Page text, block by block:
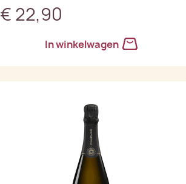
€ 22,90
In winkelwagen